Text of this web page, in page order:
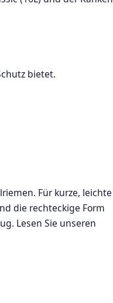
bietet.
Für kurze, leichte
die rechteckige Form
Lesen Sie unseren